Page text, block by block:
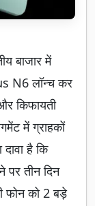
बाजार में
N6 लॉन्च कर
किफायती
में ग्राहकों
है कि
पर तीन दिन
फोन को 2 बड़े